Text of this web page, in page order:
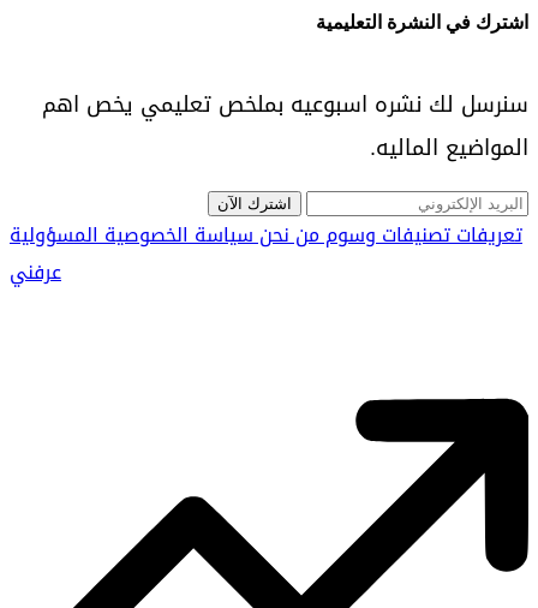
اشترك في النشرة التعليمية
سنرسل لك نشره اسبوعيه بملخص تعليمي يخص اهم
المواضيع الماليه.
اشترك الآن
تعريفاتتصنيفاتوسوممن نحنسياسة الخصوصيةالمسؤولية
عرفني